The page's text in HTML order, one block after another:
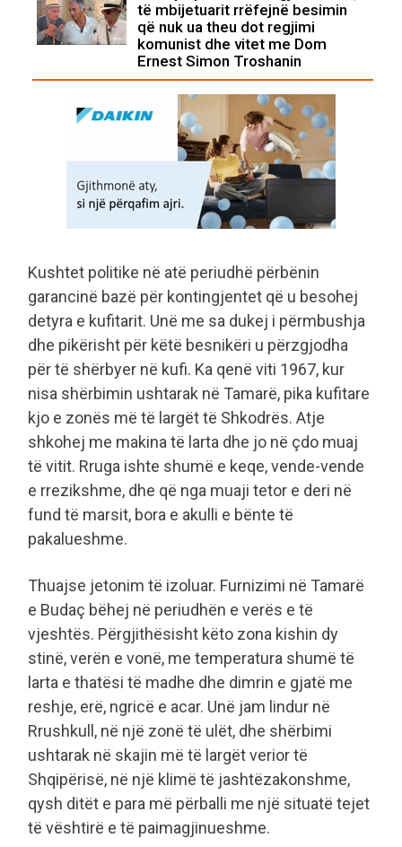
të mbijetuarit rrëfejnë besimin
që nuk ua theu dot regjimi
komunist dhe vitet me Dom
Ernest Simon Troshanin
Kushtet politike në atë periudhë përbënin
garancinë bazë për kontingjentet që u besohej
detyra e kufitarit. Unë me sa dukej i përmbushja
dhe pikërisht për këtë besnikëri u përzgjodha
për të shërbyer në kufi. Ka qenë viti 1967, kur
nisa shërbimin ushtarak në Tamarë, pika kufitare
kjo e zonës më të largët të Shkodrës. Atje
shkohej me makina të larta dhe jo në çdo muaj
të vitit. Rruga ishte shumë e keqe, vende-vende
e rrezikshme, dhe që nga muaji tetor e deri në
fund të marsit, bora e akulli e bënte të
pakalueshme.
Thuajse jetonim të izoluar. Furnizimi në Tamarë
e Budaç bëhej në periudhën e verës e të
vjeshtës. Përgjithësisht këto zona kishin dy
stinë, verën e vonë, me temperatura shumë të
larta e thatësi të madhe dhe dimrin e gjatë me
reshje, erë, ngricë e acar. Unë jam lindur në
Rrushkull, në një zonë të ulët, dhe shërbimi
ushtarak në skajin më të largët verior të
Shqipërisë, në një klimë të jashtëzakonshme,
qysh ditët e para më përballi me një situatë tejet
të vështirë e të paimagjinueshme.